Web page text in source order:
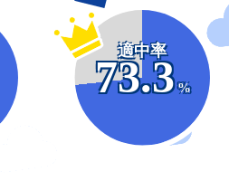
適中率
73.3
%